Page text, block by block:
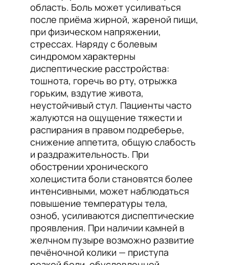
область. Боль может усиливаться
после приёма жирной, жареной пищи,
при физическом напряжении,
стрессах. Наряду с болевым
синдромом характерны
диспептические расстройства:
тошнота, горечь во рту, отрыжка
горьким, вздутие живота,
неустойчивый стул. Пациенты часто
жалуются на ощущение тяжести и
распирания в правом подреберье,
снижение аппетита, общую слабость
и раздражительность. При
обострении хронического
холецистита боли становятся более
интенсивными, может наблюдаться
повышение температуры тела,
озноб, усиливаются диспептические
проявления. При наличии камней в
желчном пузыре возможно развитие
печёночной колики — приступа